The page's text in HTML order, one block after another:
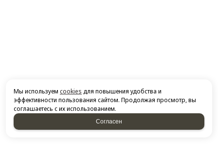
Мы используем cookies для повышения удобства и
эффективности пользования сайтом. Продолжая просмотр, вы
соглашаетесь с их использованием.
Согласен